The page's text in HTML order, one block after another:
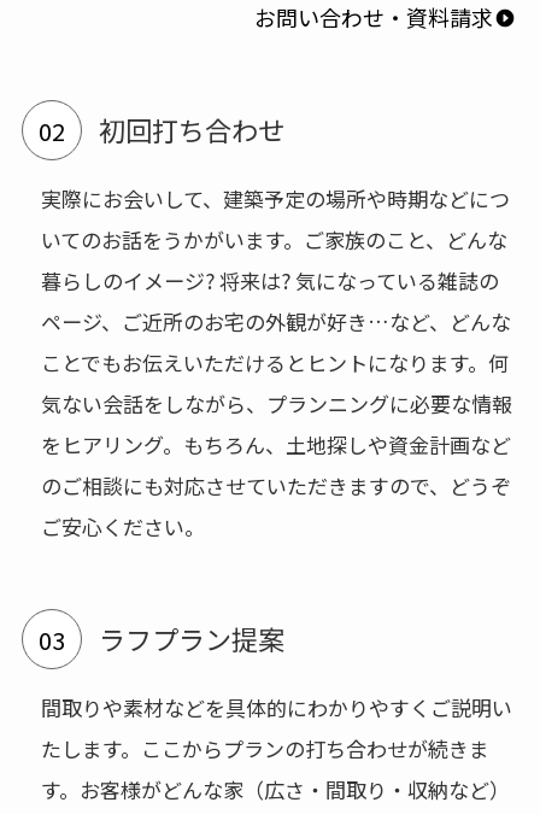
お問い合わせ・資料請求
初回打ち合わせ
実際にお会いして、建築予定の場所や時期などにつ
いてのお話をうかがいます。ご家族のこと、どんな
暮らしのイメージ? 将来は? 気になっている雑誌の
ページ、ご近所のお宅の外観が好き…など、どんな
ことでもお伝えいただけるとヒントになります。何
気ない会話をしながら、プランニングに必要な情報
をヒアリング。もちろん、土地探しや資金計画など
のご相談にも対応させていただきますので、どうぞ
ご安心ください。
ラフプラン提案
間取りや素材などを具体的にわかりやすくご説明い
たします。ここからプランの打ち合わせが続きま
す。お客様がどんな家（広さ・間取り・収納など）